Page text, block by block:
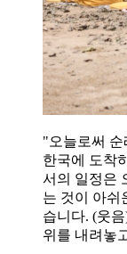
"오늘로써 순
한국에 도착
서의 일정은
는 것이 아쉬
습니다. (웃
위를 내려놓